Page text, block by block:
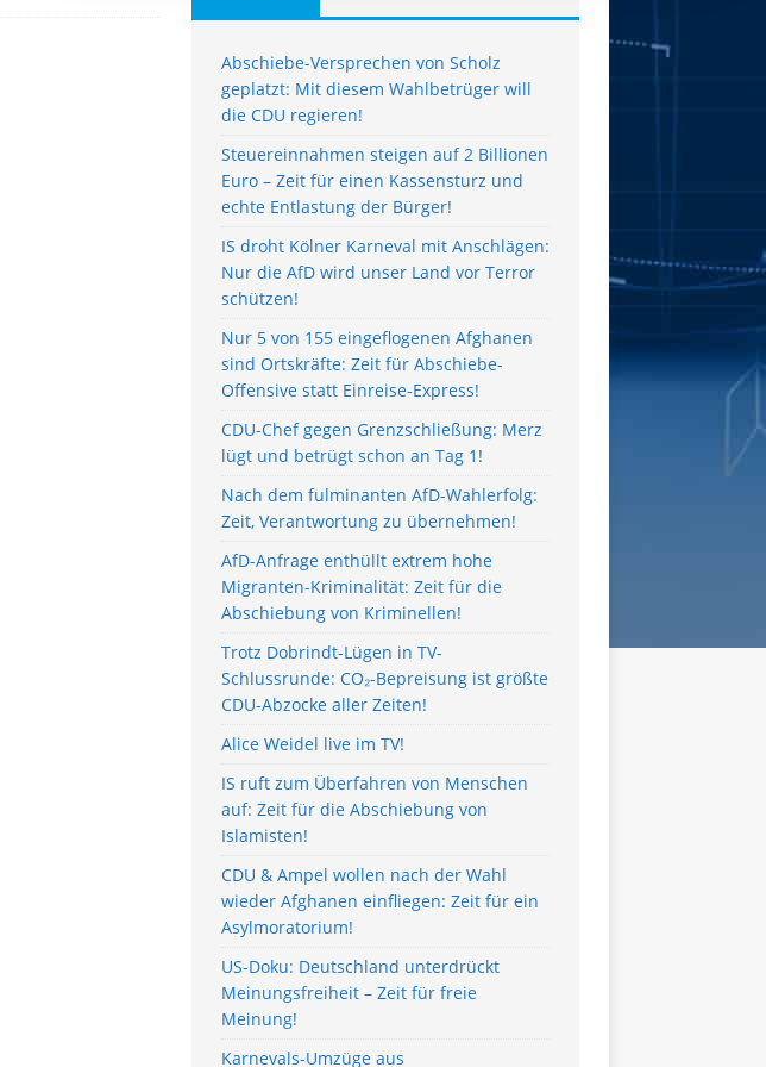
Abschiebe-Versprechen von Scholz
geplatzt: Mit diesem Wahlbetrüger will
die CDU regieren!
Steuereinnahmen steigen auf 2 Billionen
Euro – Zeit für einen Kassensturz und
echte Entlastung der Bürger!
IS droht Kölner Karneval mit Anschlägen:
Nur die AfD wird unser Land vor Terror
schützen!
Nur 5 von 155 eingeflogenen Afghanen
sind Ortskräfte: Zeit für Abschiebe-
Offensive statt Einreise-Express!
CDU-Chef gegen Grenzschließung: Merz
lügt und betrügt schon an Tag 1!
Nach dem fulminanten AfD-Wahlerfolg:
Zeit, Verantwortung zu übernehmen!
AfD-Anfrage enthüllt extrem hohe
Migranten-Kriminalität: Zeit für die
Abschiebung von Kriminellen!
Trotz Dobrindt-Lügen in TV-
Schlussrunde: CO₂-Bepreisung ist größte
CDU-Abzocke aller Zeiten!
Alice Weidel live im TV!
IS ruft zum Überfahren von Menschen
auf: Zeit für die Abschiebung von
Islamisten!
CDU & Ampel wollen nach der Wahl
wieder Afghanen einfliegen: Zeit für ein
Asylmoratorium!
US-Doku: Deutschland unterdrückt
Meinungsfreiheit – Zeit für freie
Meinung!
Karnevals-Umzüge aus